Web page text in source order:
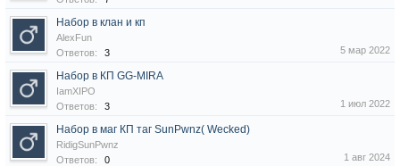
Набор в клан и кп
AlexFun
Ответов:
3 5 мар 2022
Набор в КП GG-MIRA
IamXIPO
Ответов:
3 1 июл 2022
Набор в маг КП таг SunPwnz( Wecked)
RidigSunPwnz
Ответов:
0 1 авг 2024